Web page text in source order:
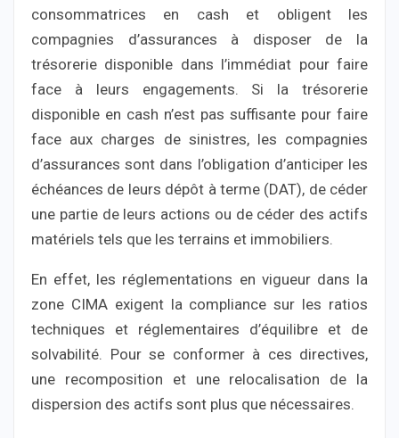
consommatrices en cash et obligent les
compagnies d’assurances à disposer de la
trésorerie disponible dans l’immédiat pour faire
face à leurs engagements. Si la trésorerie
disponible en cash n’est pas suffisante pour faire
face aux charges de sinistres, les compagnies
d’assurances sont dans l’obligation d’anticiper les
échéances de leurs dépôt à terme (DAT), de céder
une partie de leurs actions ou de céder des actifs
matériels tels que les terrains et immobiliers.
En effet, les réglementations en vigueur dans la
zone CIMA exigent la compliance sur les ratios
techniques et réglementaires d’équilibre et de
solvabilité. Pour se conformer à ces directives,
une recomposition et une relocalisation de la
dispersion des actifs sont plus que nécessaires.